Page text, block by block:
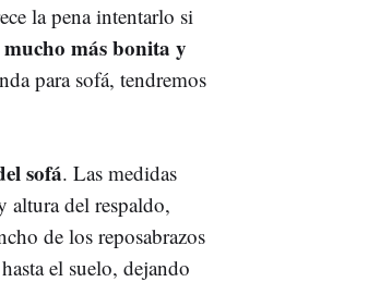
la pena intentarlo si
más bonita y
para sofá, tendremos
sofá. Las medidas
altura del respaldo,
de los reposabrazos
el suelo, dejando